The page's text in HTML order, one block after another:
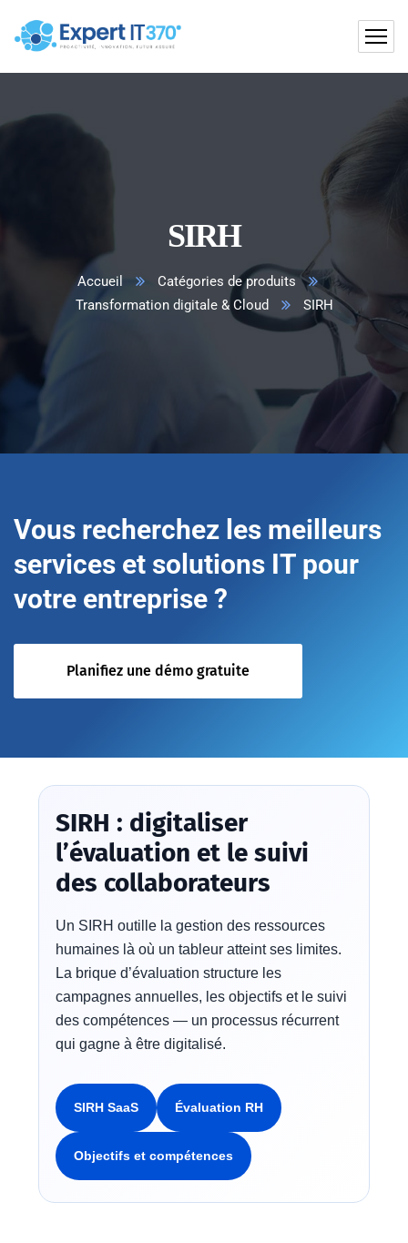
SIRH
Accueil
Catégories de produits
Transformation digitale & Cloud
SIRH
Vous recherchez les meilleurs
services et solutions IT pour
votre entreprise ?
Planifiez une démo gratuite
SIRH : digitaliser
l’évaluation et le suivi
des collaborateurs
Un SIRH outille la gestion des ressources
humaines là où un tableur atteint ses limites.
La brique d’évaluation structure les
campagnes annuelles, les objectifs et le suivi
des compétences — un processus récurrent
qui gagne à être digitalisé.
SIRH SaaS Évaluation RH
Objectifs et compétences